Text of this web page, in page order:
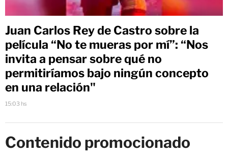
Juan Carlos Rey de Castro sobre la
película “No te mueras por mí”: “Nos
invita a pensar sobre qué no
permitiríamos bajo ningún concepto
en una relación"
15:03 hs
Contenido promocionado